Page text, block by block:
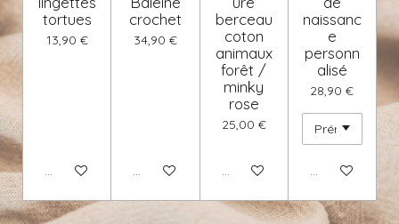
tortues
13,90 €
Voir les détails
crochet
34,90 €
Voir les détails
berceau
coton
animaux
forêt /
minky
rose
25,00 €
M'avertir si disponible
naissanc
e
personn
alisé
28,90 €
Voir les détails